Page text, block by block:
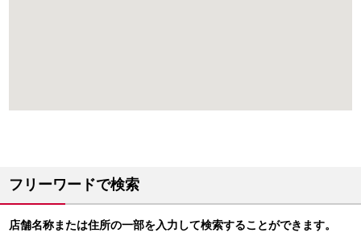
フリーワードで検索
店舗名称または住所の一部を入力して検索することができます。